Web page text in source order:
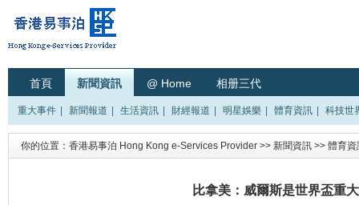
首頁 新聞資訊 @ Home 相册三代
重大事件 新聞報道 生活資訊 財經報道 明星娛樂 體育資訊 科技世
你的位置： 香港易事泊 Hong Kong e-Services Provider >> 新聞資訊 >> 體育資
比拿美：威爾斯是世界盃重